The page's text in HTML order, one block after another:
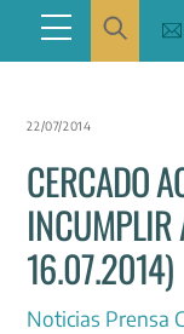
content
Menu
22/07/2014
CERCADO
INCUMPLIR
16.07.2014)
Noticias Prensa